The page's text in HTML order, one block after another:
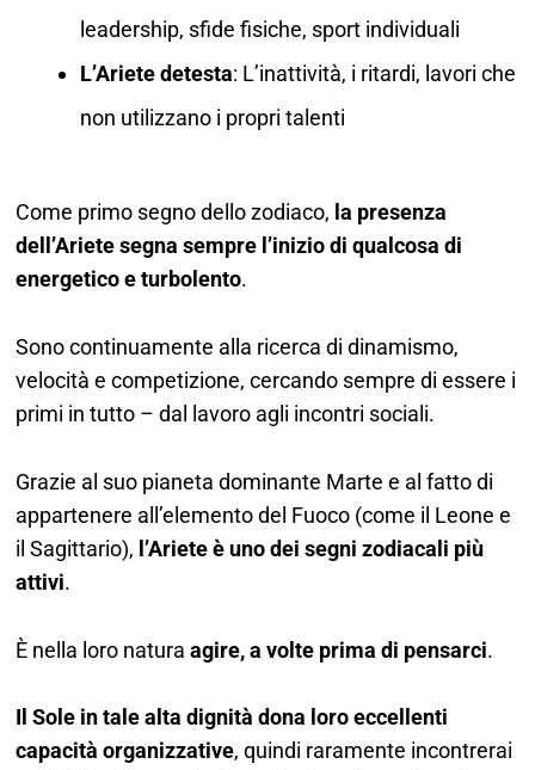
leadership, sfide fisiche, sport individuali
L’Ariete detesta: L’inattività, i ritardi, lavori che
non utilizzano i propri talenti
Come primo segno dello zodiaco, la presenza
dell’Ariete segna sempre l’inizio di qualcosa di
energetico e turbolento.
Sono continuamente alla ricerca di dinamismo,
velocità e competizione, cercando sempre di essere i
primi in tutto – dal lavoro agli incontri sociali.
Grazie al suo pianeta dominante Marte e al fatto di
appartenere all’elemento del Fuoco (come il Leone e
ilSagittario), l’Ariete è uno dei segni zodiacali più
attivi.
È nella loro naturaagire, a volte prima di pensarci.
Il Sole in tale alta dignità dona loro eccellenti
capacità organizzative, quindi raramente incontrerai